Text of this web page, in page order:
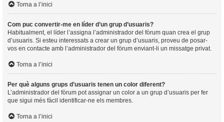
Torna a l’inici
Com puc convertir-me en líder d’un grup d’usuaris?
Habitualment, el líder l’assigna l’administrador del fòrum quan crea el grup
d’usuaris. Si esteu interessats a crear un grup d’usuaris, proveu de posar-
vos en contacte amb l’administrador del fòrum enviant-li un missatge privat.
Torna a l’inici
Per què alguns grups d’usuaris tenen un color diferent?
L’administrador del fòrum pot assignar un color a un grup d’usuaris per fer
que sigui més fàcil identificar-ne els membres.
Torna a l’inici